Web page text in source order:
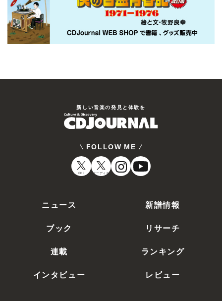
新しい⾳楽の発⾒と体験を
FOLLOW ME
CDJ オーディオ
ニュース
新譜情報
ブック
リサーチ
連載
ランキング
インタビュー
レビュー